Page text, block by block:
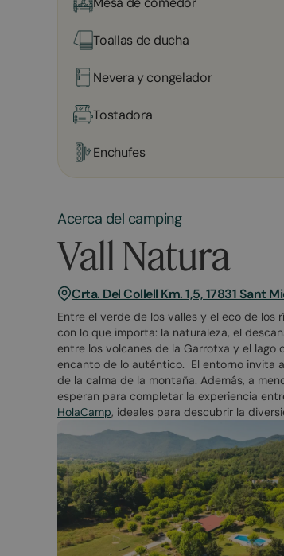
Toallas de ducha
Nevera y congelador
Tostadora
Enchufes
Acerca del camping
Vall Natura
Crta. Del Collell Km. 1,5, 17831 Sant
Entre el verde de los valles y el eco de los
con lo que importa: la naturaleza, el
entre los volcanes de la Garrotxa y el
encanto de lo auténtico. El entorno invita
de la calma de la montaña. Además, a
esperan para completar la experiencia
HolaCamp, ideales para descubrir la